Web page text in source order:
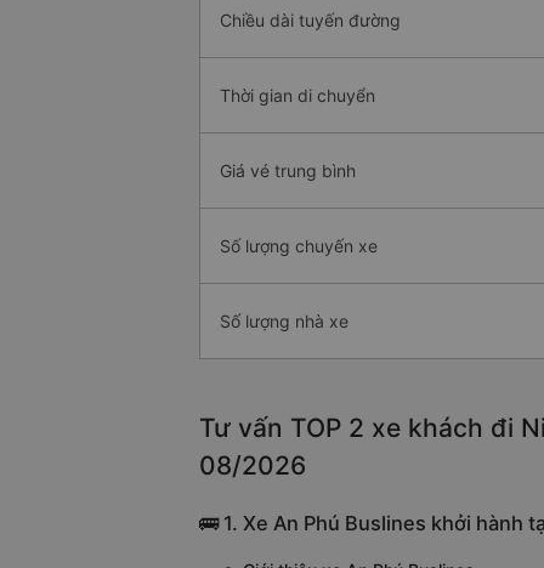
Chiều dài tuyến đường
Thời gian di chuyển
Giá vé trung bình
Số lượng chuyến xe
Số lượng nhà xe
Tư vấn TOP 2 xe khách đi
08/2026
🚌 1. Xe An Phú Buslines khởi hành